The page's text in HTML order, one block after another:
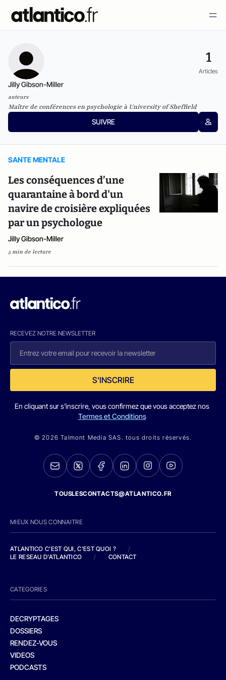
1
Articles
Jilly Gibson-Miller
auteurs
Maître de conférences en psychologie à University of Sheffield
SUIVRE
SANTE MENTALE
Les conséquences d’une
quarantaine à bord d'un
navire de croisière expliquées
par un psychologue
Jilly Gibson-Miller
5 min de lecture
RECEVEZ NOTRE NEWSLETTER
S'INSCRIRE
En cliquant sur s'inscrire, vous confirmez que vous acceptez nos
Termes et Conditions
© 2026 Talmont Media SAS. tous droits réservés.
TOUSLESCONTACTS@ATLANTICO.FR
MIEUX NOUS CONNAITRE
ATLANTICO C'EST QUI, C'EST QUOI ?
/
LE RESEAU D'ATLANTICO
/ CONTACT
CATEGORIES
DECRYPTAGES
DOSSIERS
RENDEZ-VOUS
VIDEOS
PODCASTS